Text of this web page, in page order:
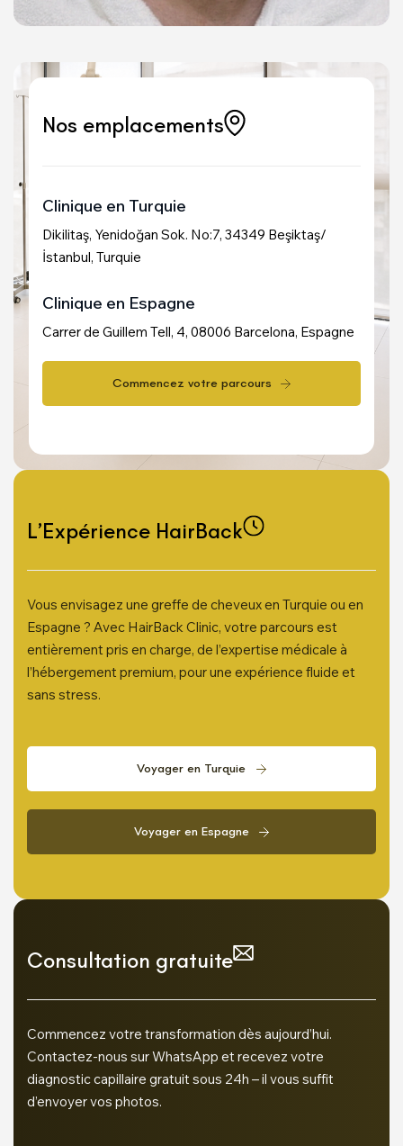
Nos emplacements
Clinique en Turquie
Dikilitaş, Yenidoğan Sok. No:7, 34349 Beşiktaş/
İstanbul, Turquie
Clinique en Espagne
Carrer de Guillem Tell, 4, 08006 Barcelona, Espagne
L’Expérience HairBack
Vous envisagez une greffe de cheveux en Turquie ou en
Espagne ? Avec HairBack Clinic, votre parcours est
entièrement pris en charge, de l’expertise médicale à
l’hébergement premium, pour une expérience fluide et
sans stress.
Consultation gratuite
Commencez votre transformation dès aujourd’hui.
Contactez-nous sur WhatsApp et recevez votre
diagnostic capillaire gratuit sous 24h – il vous suffit
d’envoyer vos photos.